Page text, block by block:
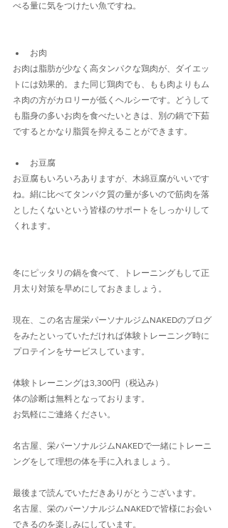
べる量に気をつけたい魚ですね。
お肉
お肉は脂肪が少なく高タンパクな鶏肉が、ダイエッ
トには効果的。また同じ鶏肉でも、もも肉よりもム
ネ肉の方がカロリーが低くヘルシーです。どうして
も脂身の多いお肉を食べたいときは、別の鍋で下茹
でするとかなり脂質を抑えることができます。
お豆腐
お豆腐もいろいろありますが、木綿豆腐がいいです
ね。絹に比べてタンパク質の量が多いので筋肉を落
としたくないという皆様のサポートをしっかりして
くれます。
冬にピッタリの鍋を食べて、トレーニングもして正
月太り対策を早めにしておきましょう。
現在、この名古屋栄パーソナルジムNAKEDのブログ
をみたといっていただければ体験トレーニング時に
プロテインをサービスしています。
体験トレーニングは3,300円（税込み）
体の診断は無料となっております。
お気軽にご連絡ください。
名古屋、栄パーソナルジムNAKEDで一緒にトレーニ
ングをして理想の体を手に入れましょう。
最後まで読んでいただきありがとうございます。
名古屋、栄のパーソナルジムNAKEDで皆様にお会い
できるのを楽しみにしています。